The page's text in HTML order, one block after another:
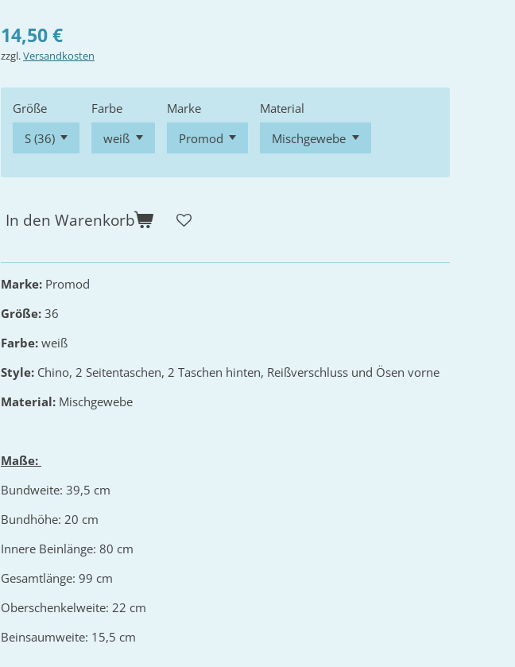
14,50 €
zzgl.Versandkosten
Größe Farbe Marke Material
In den Warenkorb
Marke: Promod
Größe: 36
Farbe: weiß
Style: Chino, 2 Seitentaschen, 2 Taschen hinten, Reißverschluss und Ösen vorne
Material: Mischgewebe
Maße:
Bundweite: 39,5 cm
Bundhöhe: 20 cm
Innere Beinlänge: 80 cm
Gesamtlänge: 99 cm
Oberschenkelweite: 22 cm
Beinsaumweite: 15,5 cm